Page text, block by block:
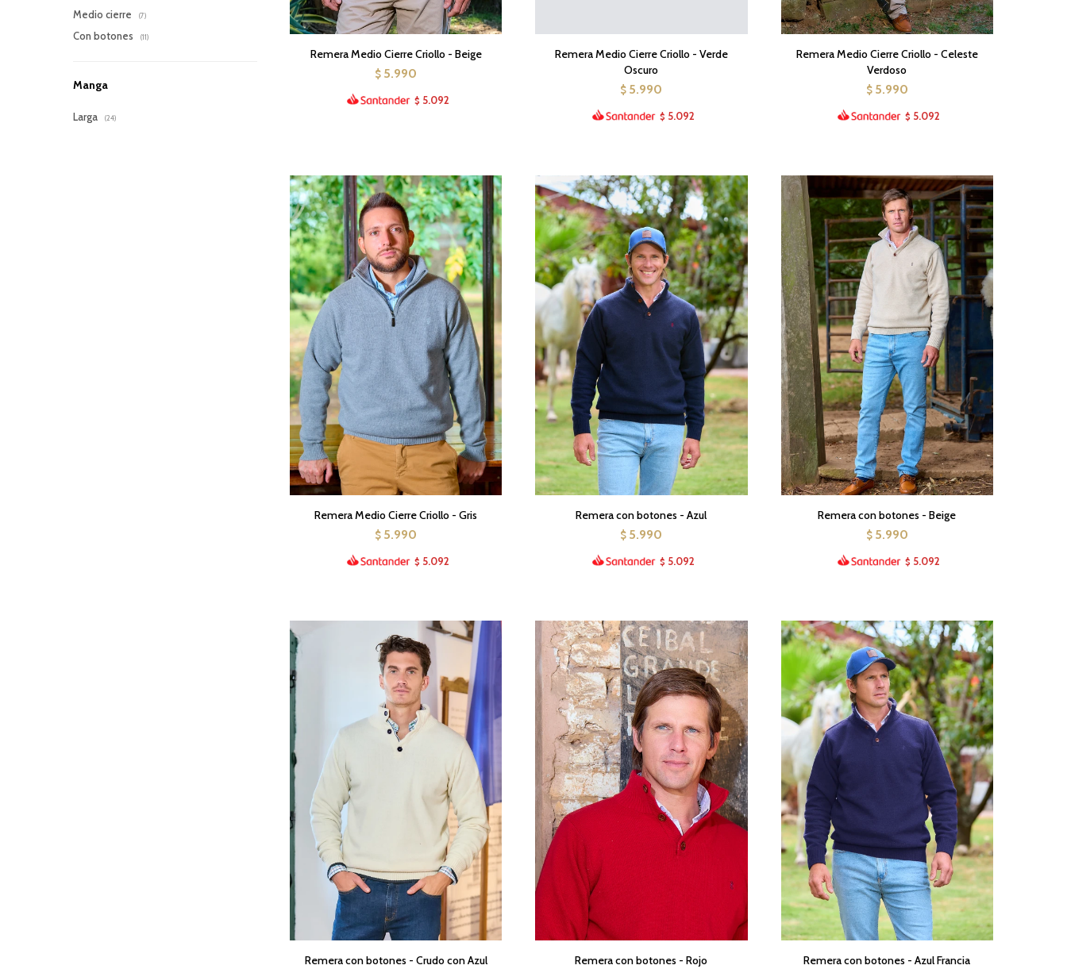
Remera Medio Cierre Criollo - Beige
$ 5.990
$ 5.092
Remera Medio Cierre Criollo - Verde
Oscuro
$ 5.990
$ 5.092
Remera Medio Cierre Criollo - Celeste
Verdoso
$ 5.990
$ 5.092
Remera Medio Cierre Criollo - Gris
$ 5.990
$ 5.092
Remera con botones - Azul
$ 5.990
$ 5.092
Remera con botones - Beige
$ 5.990
$ 5.092
Remera con botones - Crudo con Azul Remera con botones - Rojo Remera con botones - Azul Francia
Medio cierre (7)
Con botones (11)
Manga
Larga (24)